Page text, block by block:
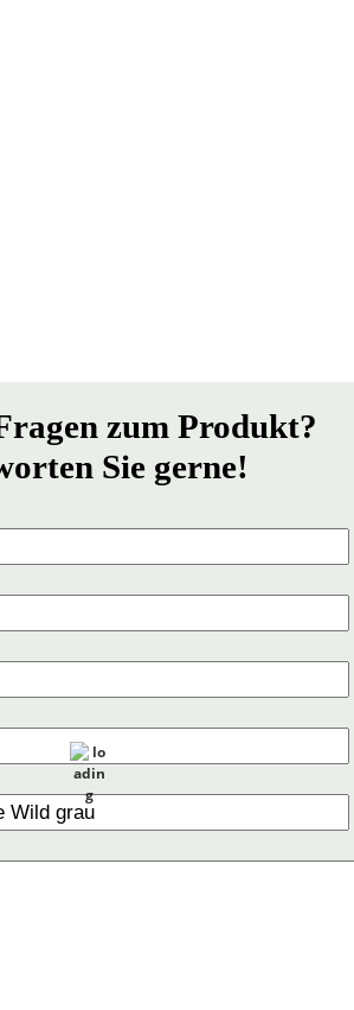
zum Produkt?
Sie gerne!